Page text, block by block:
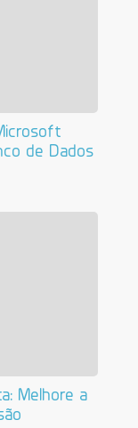
de Dados
Melhore a